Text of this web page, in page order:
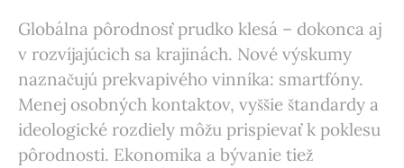
Globálna pôrodnosť prudko klesá – dokonca aj
v rozvíjajúcich sa krajinách. Nové výskumy
naznačujú prekvapivého vinníka: smartfóny.
Menej osobných kontaktov, vyššie štandardy a
ideologické rozdiely môžu prispievať k poklesu
pôrodnosti. Ekonomika a bývanie tiež